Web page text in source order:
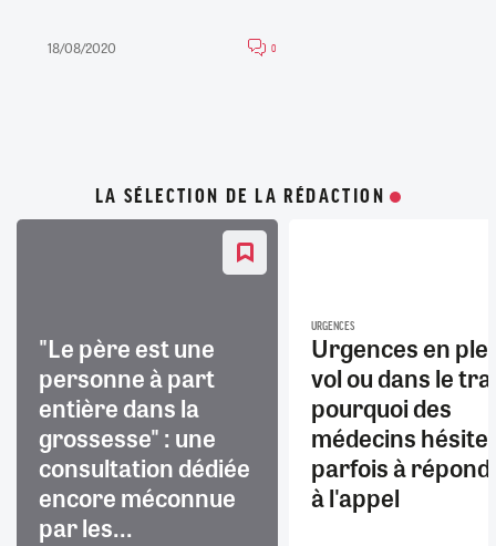
18/08/2020 0
LA SÉLECTION DE LA RÉDACTION
"Le père est une
personne à part
entière dans la
grossesse" : une
consultation dédiée
encore méconnue
par les...
URGENCES
Urgences en
vol ou dans le
pourquoi des
médecins
parfois à
à l'appel